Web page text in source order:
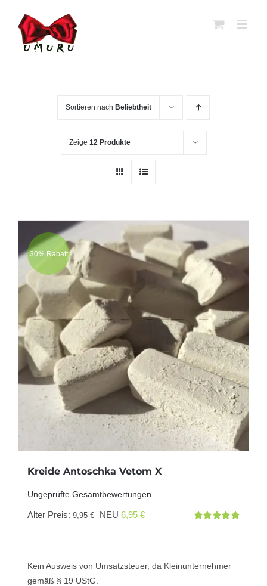
Inhalt
springen
Sortieren nach Beliebtheit
Zeige 12 Produkte
30% Rabatt
Kreide Antoschka Vetom X
Ungeprüfte Gesamtbewertungen
Alter Preis: 9,95€
Ursprünglicher
9,95 €
NEU 6,95 €Aktueller
6,95 €.
Kein Ausweis von Umsatzsteuer, da Kleinunternehmer
gemäß § 19 UStG.